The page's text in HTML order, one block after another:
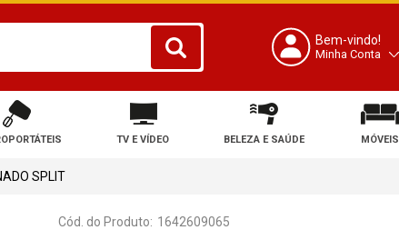
Bem-vindo!
Minha Conta
TV E VÍDEO BELEZA E SAÚDE MÓVEIS
SPLIT
Cód. do Produto: 1642609065